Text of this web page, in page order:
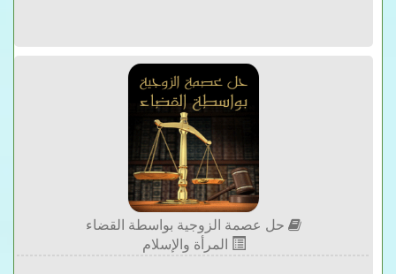
حل عصمة الزوجية بواسطة القضاء
المرأة والإسلام